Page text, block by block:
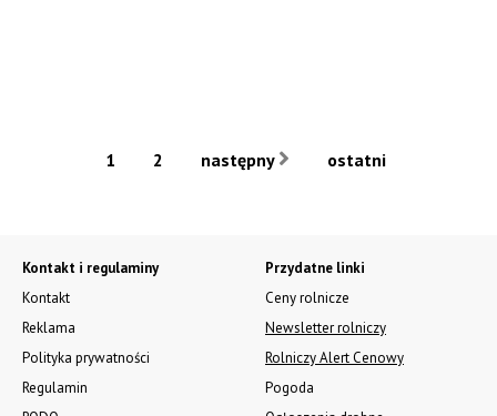
1 2 następny ostatni
Kontakt i regulaminy
Kontakt
Reklama
Polityka prywatności
Regulamin
Przydatne linki
Ceny rolnicze
Newsletter rolniczy
Rolniczy Alert Cenowy
Pogoda